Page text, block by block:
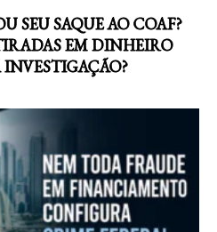
SEU SAQUE AO COAF?
EM DINHEIRO